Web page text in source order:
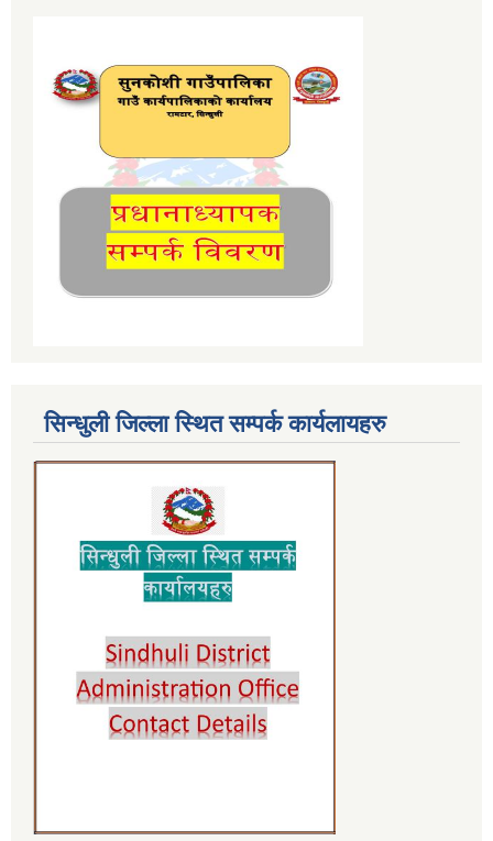
सिन्धुली जिल्ला स्थित सम्पर्क कार्यलायहरु